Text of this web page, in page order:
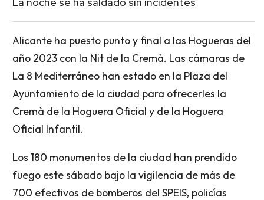
Alicante ha puesto punto y final a las Hogueras del
año 2023 con la Nit de la Cremà. Las cámaras de
La 8 Mediterráneo han estado en la Plaza del
Ayuntamiento de la ciudad para ofrecerles la
Cremà de la Hoguera Oficial y de la Hoguera
Oficial Infantil.
Los 180 monumentos de la ciudad han prendido
fuego este sábado bajo la vigilencia de más de
700 efectivos de bomberos del SPEIS, policías